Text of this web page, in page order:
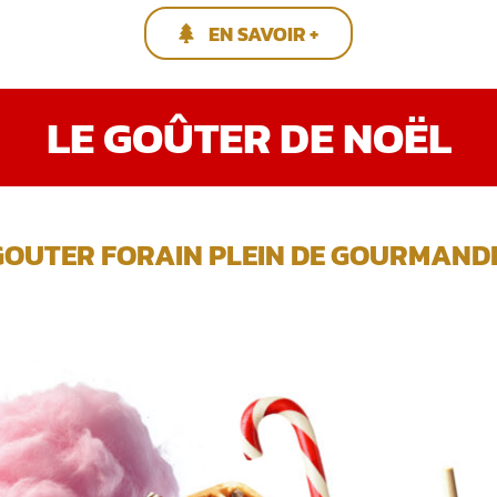
EN SAVOIR +
LE GOÛTER DE NOËL
FORAIN PLEIN DE